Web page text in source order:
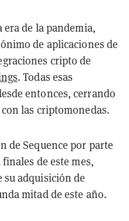
era de la pandemia,
de aplicaciones de
cripto de
. Todas esas
entonces, cerrando
las criptomonedas.
de Sequence por parte
de este mes,
su adquisición de
mitad de este año.